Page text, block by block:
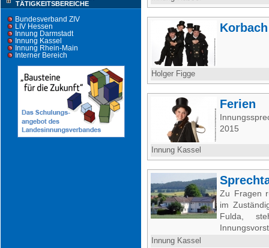
TÄTIGKEITSBEREICHE
Bundesverband ZIV
LIV Hessen
Innung Darmstadt
Innung Kassel
Innung Rhein-Main
Interner Bereich
Holger Figge
Ferien
2015
Innung Kassel
Zu Fragen
im
Fulda,
Innung Kassel